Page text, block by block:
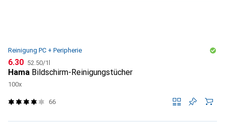
Reinigung PC + Peripherie
CHF
6.30 CHF
52.50/1l
Hama Bildschirm-Reinigungstücher
100x
66